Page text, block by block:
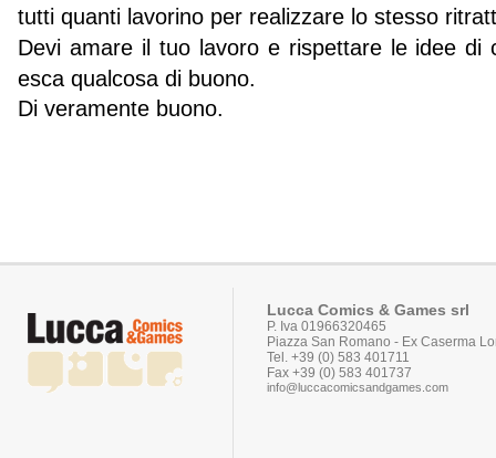
tutti quanti lavorino per realizzare lo stesso
Devi amare il tuo lavoro e rispettare le idee di
esca qualcosa di buono.
Di veramente buono.
Lucca Comics & Games srl
P. Iva 01966320465
Piazza San Romano - Ex Caserma
Tel. +39 (0) 583 401711
Fax +39 (0) 583 401737
info@luccacomicsandgames.com